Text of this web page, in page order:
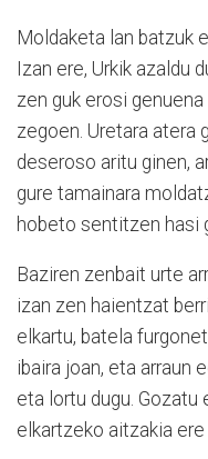
Moldaketa lan batzuk
Izan ere, Urkik azaldu
zen guk erosi
zegoen. Uretara atera
deseroso aritu ginen,
gure tamainara
hobeto sentitzen hasi
Baziren zenbait urte
izan zen haientzat
elkartu, batela
ibaira joan, eta arraun
eta lortu dugu. Gozatu
elkartzeko aitzakia ere